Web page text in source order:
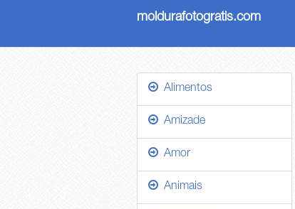
moldurafotogratis.com
Alimentos
Amizade
Amor
Animais